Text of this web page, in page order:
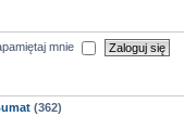
mnie
(362)